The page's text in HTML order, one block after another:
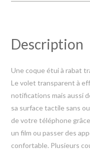
Description
Une coque étui à rabat
Le volet transparent à
notifications mais aussi
sa surface tactile sans
de votre téléphone
un film ou passer des
confortable. Plusieurs